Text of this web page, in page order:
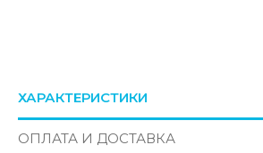
ХАРАКТЕРИСТИКИ
ОПЛАТА И ДОСТАВКА